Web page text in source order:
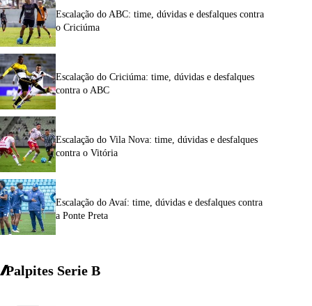
Escalação do ABC: time, dúvidas e desfalques contra
o Criciúma
Escalação do Criciúma: time, dúvidas e desfalques
contra o ABC
Escalação do Vila Nova: time, dúvidas e desfalques
contra o Vitória
Escalação do Avaí: time, dúvidas e desfalques contra
a Ponte Preta
Palpites Serie B